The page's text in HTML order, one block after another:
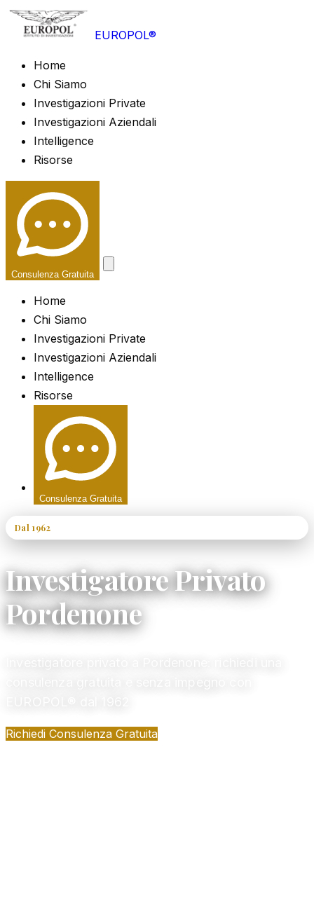
EUROPOL®
Home
Chi Siamo
Investigazioni Private
Investigazioni Aziendali
Intelligence
Risorse
Consulenza Gratuita
Home
Chi Siamo
Investigazioni Private
Investigazioni Aziendali
Intelligence
Risorse
Consulenza Gratuita
Dal 1962
Investigatore Privato
Pordenone
Richiedi Consulenza Gratuita